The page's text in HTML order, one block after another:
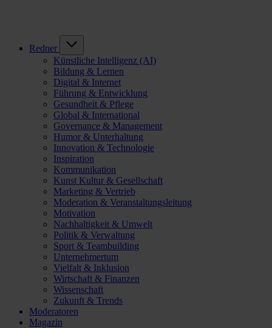
Redner
Künstliche Intelligenz (AI)
Bildung & Lernen
Digital & Internet
Führung & Entwicklung
Gesundheit & Pflege
Global & International
Governance & Management
Humor & Unterhaltung
Innovation & Technologie
Inspiration
Kommunikation
Kunst Kultur & Gesellschaft
Marketing & Vertrieb
Moderation & Veranstaltungsleitung
Motivation
Nachhaltigkeit & Umwelt
Politik & Verwaltung
Sport & Teambuilding
Unternehmertum
Vielfalt & Inklusion
Wirtschaft & Finanzen
Wissenschaft
Zukunft & Trends
Moderatoren
Magazin